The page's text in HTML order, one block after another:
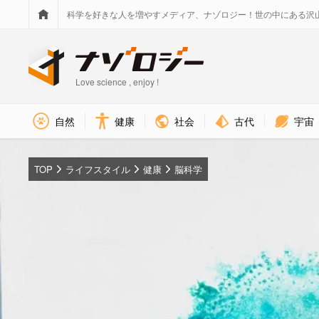
科学を好きな人を増やすメディア、ナゾロジー！世の中にある沢
Love science , enjoy !
自然 健康 社会 古代 宇宙
TOP ライフスタイル 健康 脳科学